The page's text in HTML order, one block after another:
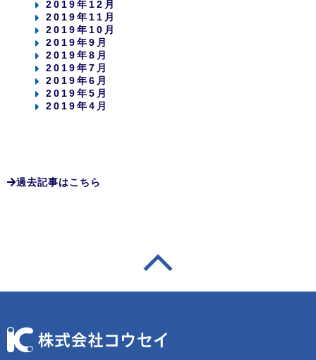
2019年12月
2019年11月
2019年10月
2019年9月
2019年8月
2019年7月
2019年6月
2019年5月
2019年4月
過去記事はこちら